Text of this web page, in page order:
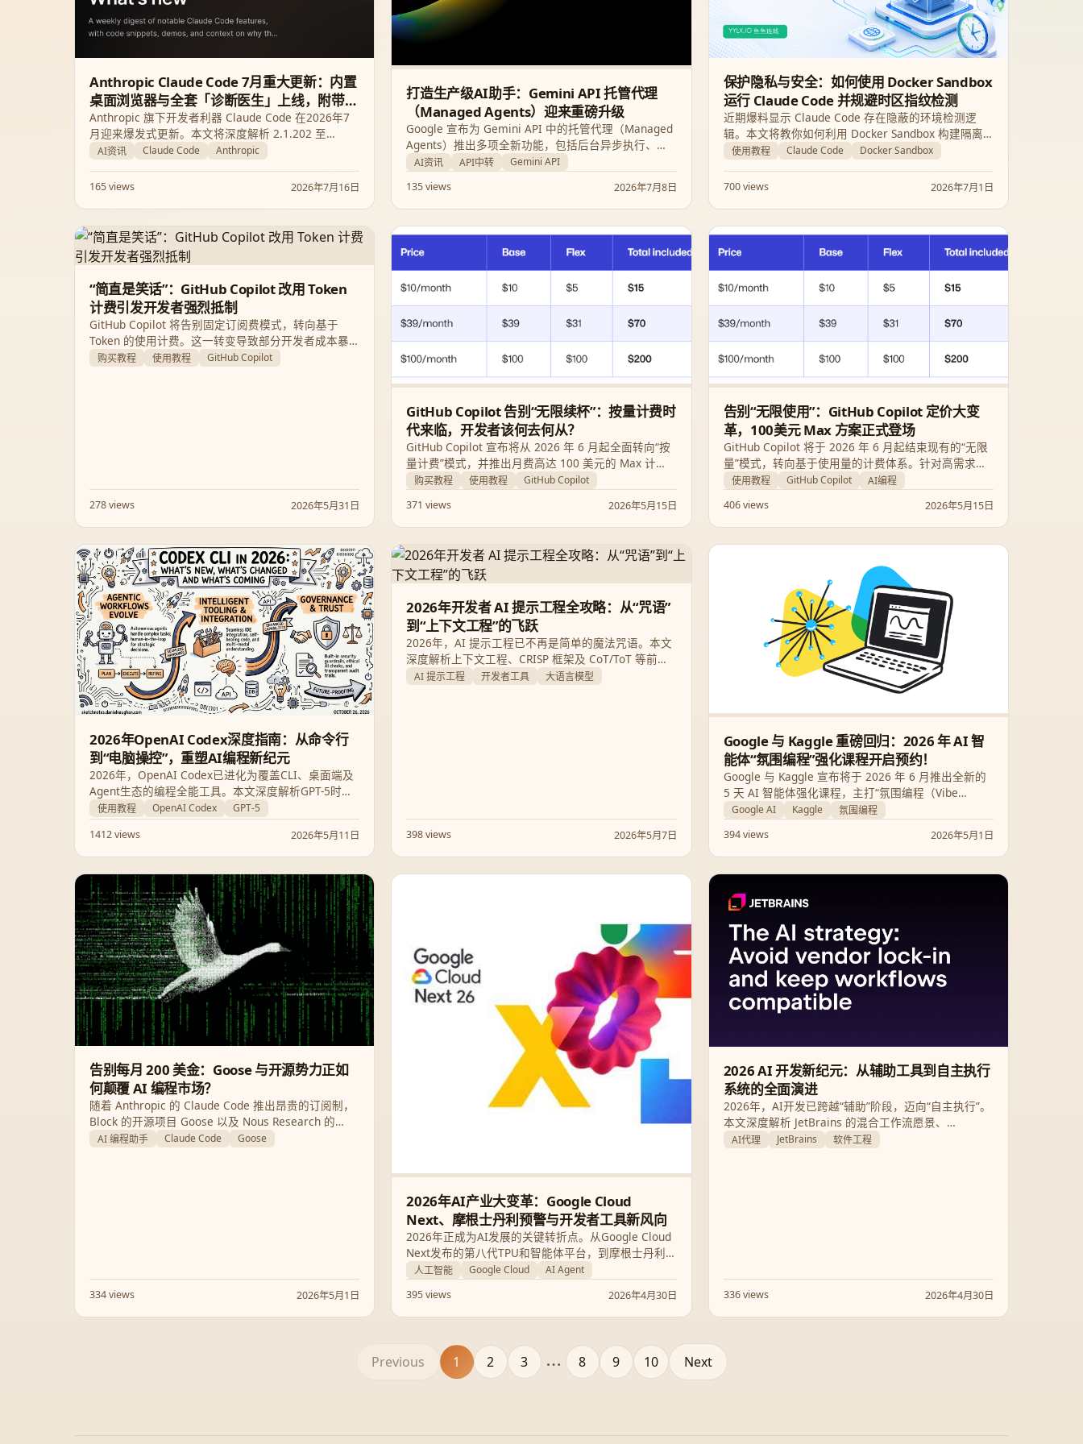
Anthropic Claude Code 7月重大更新：内置
桌面浏览器与全套「诊断医生」上线，附带
50%额度福利延长
Anthropic 旗下开发者利器 Claude Code 在2026年7
月迎来爆发式更新。本文将深度解析 2.1.202 至
2.1.211 版本的核心升级，包括备受瞩目的桌面内置浏
保护机制，以及针对激烈市场竞争所推出的额度延长
AI资讯 Claude Code Anthropic
165 views 2026年7月16日
打造生产级AI助手：Gemini API 托管代理
（Managed Agents）迎来重磅升级
Google 宣布为 Gemini API 中的托管代理（Managed
Agents）推出多项全新功能，包括后台异步执行、远
程 MCP 服务器集成、自定义函数调用以及凭据动态刷
新。这些更新将助力开发者构建更稳定、更强大的生
产级 AI 助手。
AI资讯 API中转
Gemini API
135 views
2026年7月8日
保护隐私与安全：如何使用 Docker Sandbox
运行 Claude Code 并规避时区指纹检测
近期爆料显示 Claude Code 存在隐蔽的环境检测逻
辑。本文将教你如何利用 Docker Sandbox 构建隔离
的沙箱环境，通过注入虚拟时区指纹来保护真实开发
使用教程 Claude Code Docker Sandbox
700 views 2026年7月1日
“简直是笑话”：GitHub Copilot 改用 Token
计费引发开发者强烈抵制
GitHub Copilot 将告别固定订阅费模式，转向基于
Token 的使用计费。这一转变导致部分开发者成本暴
涨数倍，甚至有人从每月 29 美元涨至 750 美元。AI
购买教程 使用教程 GitHub Copilot
278 views 2026年5月31日
GitHub Copilot 告别“无限续杯”：按量计费时
代来临，开发者该何去何从？
GitHub Copilot 宣布将从 2026 年 6 月起全面转向“按
量计费”模式，并推出月费高达 100 美元的 Max 计
划。本文深度解析此次调价背后的 AI Agent 发展趋
势，以及开发者如何通过使用报告评估成本影响。
购买教程 使用教程
GitHub Copilot
371 views
2026年5月15日
告别“无限使用”：GitHub Copilot 定价大变
革，100美元 Max 方案正式登场
GitHub Copilot 将于 2026 年 6 月起结束现有的“无限
量”模式，转向基于使用量的计费体系。针对高需求开
发者，官方推出了每月 100 美元的“Max”方案。本文深
入解析此次调价的背景、新方案细节以及开发者应如
何应对成本变化。
使用教程 GitHub Copilot
AI编程
406 views
2026年5月15日
2026年OpenAI Codex深度指南：从命令行
到“电脑操控”，重塑AI编程新纪元
2026年，OpenAI Codex已进化为覆盖CLI、桌面端及
Agent生态的编程全能工具。本文深度解析GPT-5时代
下的超低延迟Spark模型、Subagents多智能体并行、
以及革命性的桌面端“电脑操控”等核心升级，助你掌握
这一改变软件开发范式的生产力引擎。
使用教程 OpenAI Codex
GPT-5
1412 views
2026年5月11日
2026年开发者 AI 提示工程全攻略：从“咒语”
到“上下文工程”的飞跃
2026年，AI 提示工程已不再是简单的魔法咒语。本文
深度解析上下文工程、CRISP 框架及 CoT/ToT 等前沿
技术，助你掌握 GPT-5、Claude 4.7 和 Gemini 3.1 的
AI 提示工程 开发者工具 大语言模型
398 views 2026年5月7日
Google 与 Kaggle 重磅回归：2026 年 AI 智
能体“氛围编程”强化课程开启预约！
Google 与 Kaggle 宣布将于 2026 年 6 月推出全新的
5 天 AI 智能体强化课程，主打“氛围编程（Vibe
Coding）”理念。本次课程完全免费，旨在教会开发者
如何利用自然语言和 API 集成构建生产级别的 AI 智能
体系统。
Google AI Kaggle
氛围编程
394 views
2026年5月1日
告别每月 200 美金：Goose 与开源势力正如
何颠覆 AI 编程市场？
随着 Anthropic 的 Claude Code 推出昂贵的订阅制，
Block 的开源项目 Goose 以及 Nous Research 的
NousCoder 正以零成本、本地化和隐私保障的姿态强
AI 编程助手 Claude Code Goose
334 views 2026年5月1日
2026年AI产业大变革：Google Cloud
Next、摩根士丹利预警与开发者工具新风向
2026年正成为AI发展的关键转折点。从Google Cloud
Next发布的第八代TPU和智能体平台，到摩根士丹利
对‘智能大爆发’的预警，再到开发者工具市场的洗牌，
施和就业的影响。
人工智能 Google Cloud
AI Agent
395 views
2026年4月30日
2026 AI 开发新纪元：从辅助工具到自主执行
系统的全面演进
2026年，AI开发已跨越“辅助”阶段，迈向“自主执行”。
本文深度解析 JetBrains 的混合工作流愿景、
Aerospike 的 AI 原生数据体验，以及 KV 缓存压缩等
AI代理 JetBrains 软件工程
336 views 2026年4月30日
Previous 1 2 3 ... 8 9 10 Next